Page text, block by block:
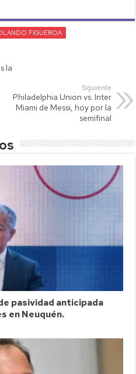
m
p
ar
tir
FIGUEROA
la
Siguiente
Philadelphia Union vs. Inter
Miami de Messi, hoy por la
semifinal
pasividad anticipada
en Neuquén.